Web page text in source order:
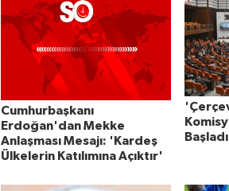
Cumhurbaşkanı
Erdoğan'dan Mekke
Anlaşması Mesajı: 'Kardeş
Ülkelerin Katılımına Açıktır'
Başladı